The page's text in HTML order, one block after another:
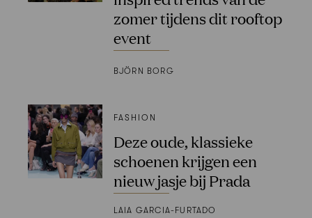
zomer tijdens dit rooftop
event
BJÖRN BORG
FASHION
Deze oude, klassieke
schoenen krijgen een
nieuw jasje bij Prada
LAIA GARCIA-FURTADO